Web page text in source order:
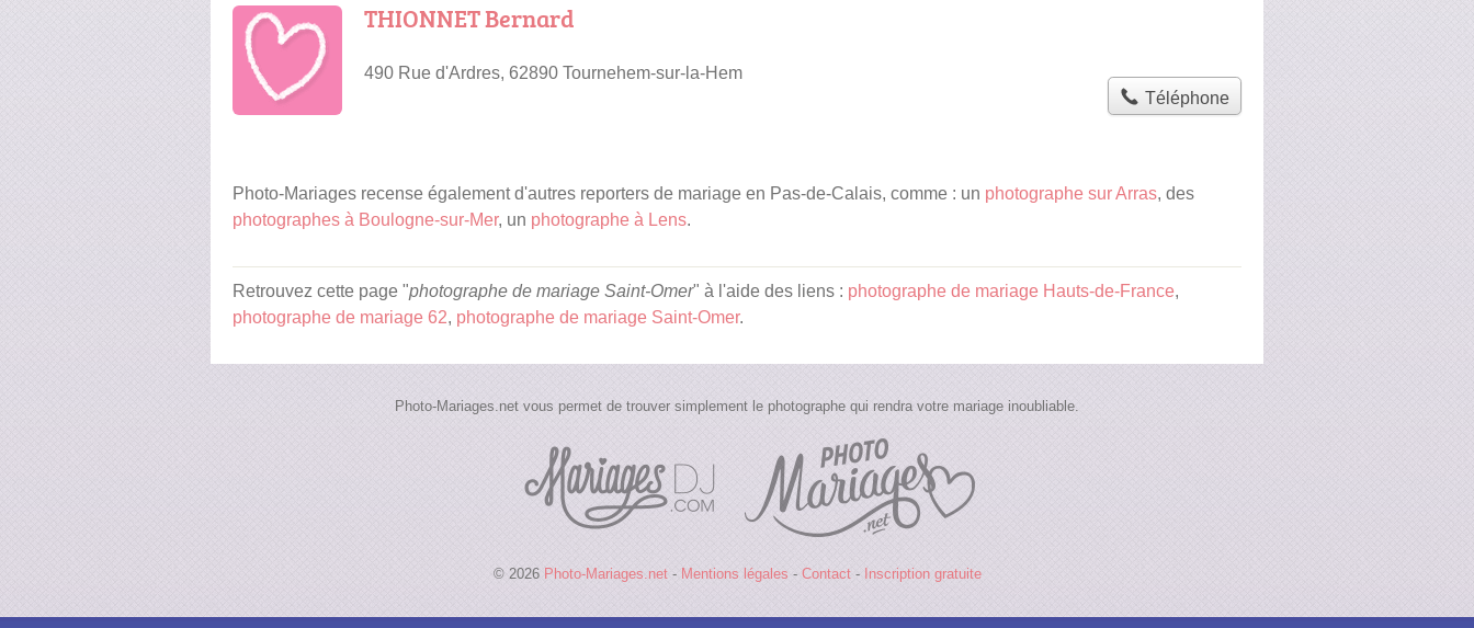
THIONNET Bernard
490 Rue d'Ardres, 62890 Tournehem-sur-la-Hem
Téléphone
Photo-Mariages recense également d'autres reporters de mariage en Pas-de-Calais, comme : un photographe sur Arras, des
photographes à Boulogne-sur-Mer, un photographe à Lens.
Retrouvez cette page "photographe de mariage Saint-Omer" à l'aide des liens : photographe de mariage Hauts-de-France,
photographe de mariage 62, photographe de mariage Saint-Omer.
Photo-Mariages.net vous permet de trouver simplement le photographe qui rendra votre mariage inoubliable.
© 2026 Photo-Mariages.net - Mentions légales - Contact- Inscription gratuite